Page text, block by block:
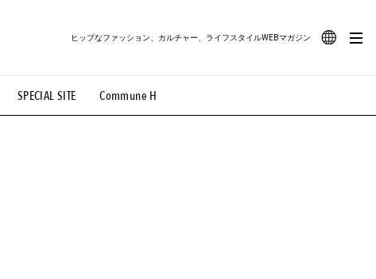
SPECIAL SITE Commune H
ヒップなファッション、カルチャー、ライフスタイルWEBマガジン
#路地裏てぃーん。 #MONTHLY JOURNAL
#MOVIE #LIFESTYLE #SNEAKER #OUTDOOR